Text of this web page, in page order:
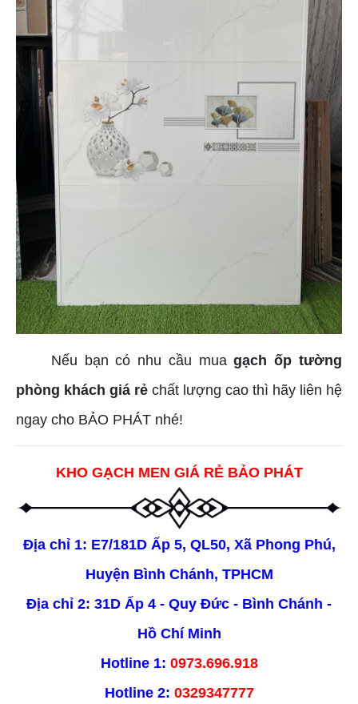
Nếu bạn có nhu cầu muagạch ốp tường
phòng khách giá rẻ chất lượng cao thì hãy liên hệ
ngay cho BẢO PHÁT nhé!
KHO GẠCH MEN GIÁ RẺ BẢO PHÁT
Địa chỉ 1: E7/181D Ấp 5, QL50, Xã Phong Phú,
Huyện Bình Chánh, TPHCM
Địa chỉ 2: 31D Ấp 4 - Quy Đức - Bình Chánh -
Hồ Chí Minh
Hotline 1: 0973.696.918
Hotline 2: 0329347777